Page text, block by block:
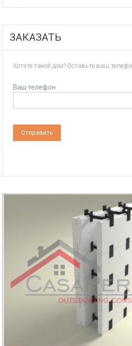
ЗАКАЗАТЬ
Хотите такой дом? Оставьте ваш
Ваш телефон